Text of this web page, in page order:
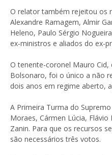
O relator também rejeitou os
Alexandre Ramagem, Almir
Heleno, Paulo Sérgio
ex-ministros e aliados do ex-
O tenente-coronel Mauro Cid,
Bolsonaro, foi o único a não
dois anos em regime aberto,
A Primeira Turma do
Moraes, Cármen Lúcia,
Zanin. Para que os recursos
são necessários três votos.